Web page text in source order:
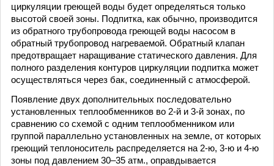
циркуляции греющей воды будет определяться только
высотой своей зоны. Подпитка, как обычно, производится
из обратного трубопровода греющей воды насосом в
обратный трубопровод нагреваемой. Обратный клапан
предотвращает наращивание статического давления. Для
полного разделения контуров циркуляции подпитка может
осуществляться через бак, соединенный с атмосферой.
Появление двух дополнительных последовательно
установленных теплообменников во 2-й и 3-й зонах, по
сравнению со схемой с одним теплообменником или
группой параллельно установленных на земле, от которых
греющий теплоноситель распределяется на 2-ю, 3-ю и 4-ю
зоны под давлением 30–35 атм., оправдывается